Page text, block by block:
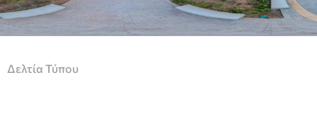
Δελτία Τύπου